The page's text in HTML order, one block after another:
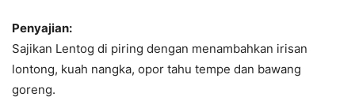
Penyajian:
Sajikan Lentog di piring dengan menambahkan irisan
lontong, kuah nangka, opor tahu tempe dan bawang
goreng.